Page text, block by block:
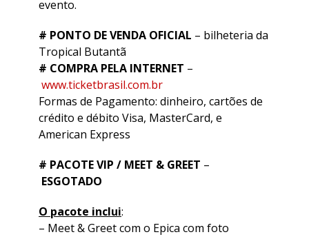
evento.
# PONTO DE VENDA OFICIAL – bilheteria da
Tropical Butantã
# COMPRA PELA INTERNET –
www.ticketbrasil.com.br
Formas de Pagamento: dinheiro, cartões de
crédito e débito Visa, MasterCard, e
American Express
# PACOTE VIP / MEET & GREET –
ESGOTADO
O pacote inclui:
– Meet & Greet com o Epica com foto